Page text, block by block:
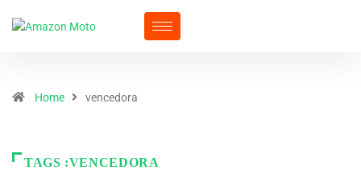
Home vencedora
TAGS :VENCEDORA